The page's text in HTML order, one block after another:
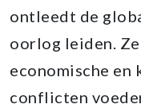
ontleedt de
oorlog leiden.
economische
conflicten